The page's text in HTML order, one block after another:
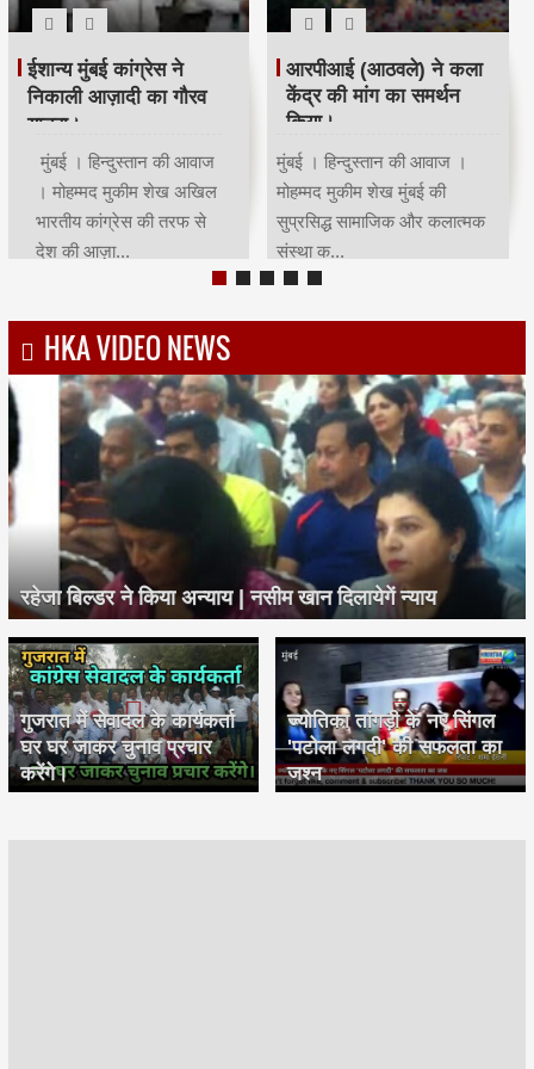
रमजान पर दिया एकता-
भाईचारे का संदेश:कांग्रेस ने
आयोजित किया रोजा इफ्तार
मुंबई | हिन्दुस्तान की आवाज |
मोहम्मद मुकीम शेखमुंबई कांग्रेस
अध्यक्ष भाई जगताप व कार्याध्यक्ष
चरणसि...
श्री सिद्धिविनायक मंदिर
ट्रस्ट ने सचिन तेंदुलकर का
सम्मान किया।
मुंबई । हिन्दुस्तान की आवाज ।
मोहम्मद मुकीम शेख भारतीय क्रिकेट
के भगवान कहे जाने वाले देश के
मह...
HKA VIDEO NEWS
रहेजा बिल्डर ने किया अन्याय | नसीम खान दिलायेगें न्याय
गुजरात में सेवादल के कार्यकर्ता
घर घर जाकर चुनाव प्रचार
करेंगे।
ज्योतिका तांगड़ी के नए सिंगल
'पटोला लगदी' की सफलता का
जश्न